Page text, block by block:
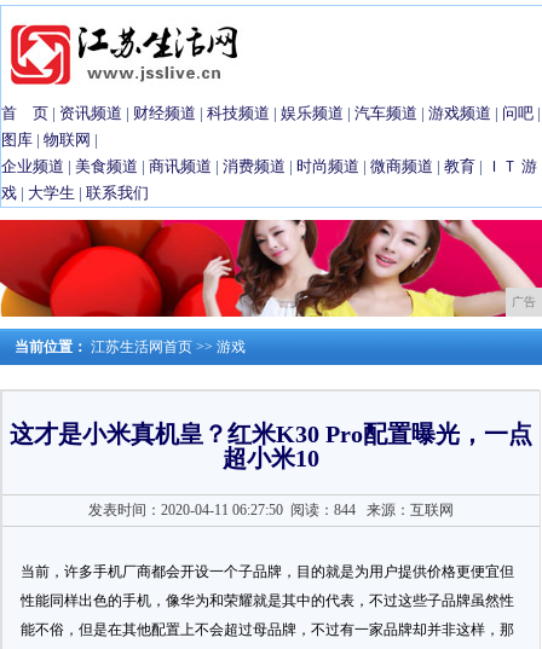
首 页 | 资讯频道 | 财经频道 | 科技频道 | 娱乐频道 | 汽车频道 | 游戏频道 | 问吧 |
图库 | 物联网 |
企业频道 | 美食频道 | 商讯频道 | 消费频道 | 时尚频道 | 微商频道 | 教育 | ＩＴ 游
戏 | 大学生 | 联系我们
广告
当前位置： 江苏生活网首页 >> 游戏
这才是小米真机皇？红米K30 Pro配置曝光，一点
超小米10
发表时间：2020-04-11 06:27:50 阅读：844来源：互联网
当前，许多手机厂商都会开设一个子品牌，目的就是为用户提供价格更便宜但
性能同样出色的手机，像华为和荣耀就是其中的代表，不过这些子品牌虽然性
能不俗，但是在其他配置上不会超过母品牌，不过有一家品牌却并非这样，那